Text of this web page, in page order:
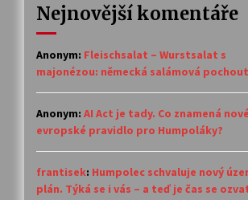
30. 6. 2026
Nejnovější komentáře
Anonym: Fleischsalat – Wurstsalat s
majonézou: německá salámová
Anonym: AI Act je tady. Co znamená nové
evropské pravidlo pro Humpoláky?
frantisek: Humpolec schvaluje nový
plán. Týká se i vás – a teď je čas se